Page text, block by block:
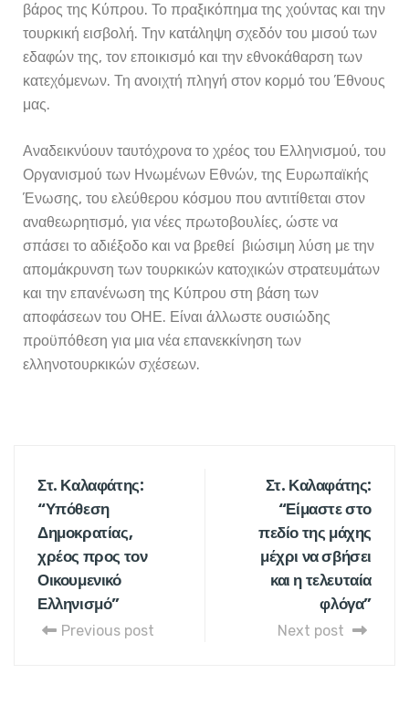
βάρος της Κύπρου. Το πραξικόπημα της χούντας και την
τουρκική εισβολή. Την κατάληψη σχεδόν του μισού των
εδαφών της, τον εποικισμό και την εθνοκάθαρση των
κατεχόμενων. Τη ανοιχτή πληγή στον κορμό του Έθνους
μας.
Αναδεικνύουν ταυτόχρονα το χρέος του Ελληνισμού, του
Οργανισμού των Ηνωμένων Εθνών, της Ευρωπαϊκής
Ένωσης, του ελεύθερου κόσμου που αντιτίθεται στον
αναθεωρητισμό, για νέες πρωτοβουλίες, ώστε να
σπάσει το αδιέξοδο και να βρεθεί βιώσιμη λύση με την
απομάκρυνση των τουρκικών κατοχικών στρατευμάτων
και την επανένωση της Κύπρου στη βάση των
αποφάσεων του ΟΗΕ. Είναι άλλωστε ουσιώδης
προϋπόθεση για μια νέα επανεκκίνηση των
ελληνοτουρκικών σχέσεων.
Στ. Καλαφάτης:
“Υπόθεση
Δημοκρατίας,
χρέος προς τον
Οικουμενικό
Ελληνισμό”
Previous post
Στ. Καλαφάτης:
“Είμαστε στο
πεδίο της μάχης
μέχρι να σβήσει
και η τελευταία
φλόγα”
Next post